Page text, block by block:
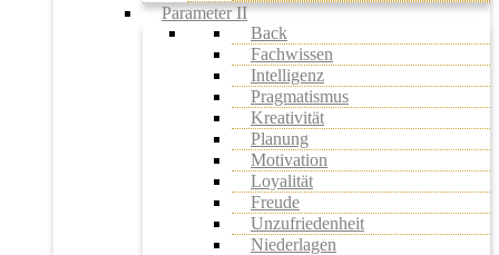
Parameter II
Back
Fachwissen
Intelligenz
Pragmatismus
Kreativität
Planung
Motivation
Loyalität
Freude
Unzufriedenheit
Niederlagen